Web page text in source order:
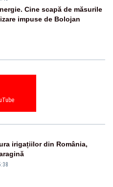
Cine scapă de măsurile
impuse de Bolojan
irigațiilor din România,